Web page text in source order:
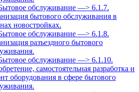
обслуживание —> 6.1.7.
бытового обслуживания в
новостройках.
обслуживание —> 6.1.8.
разъездного бытового
обслуживание —> 6.1.10.
самостоятельная разработка и
оборудования в сфере бытового